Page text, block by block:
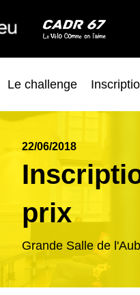
Le challenge
22/06/2018
prix
Grande Salle de